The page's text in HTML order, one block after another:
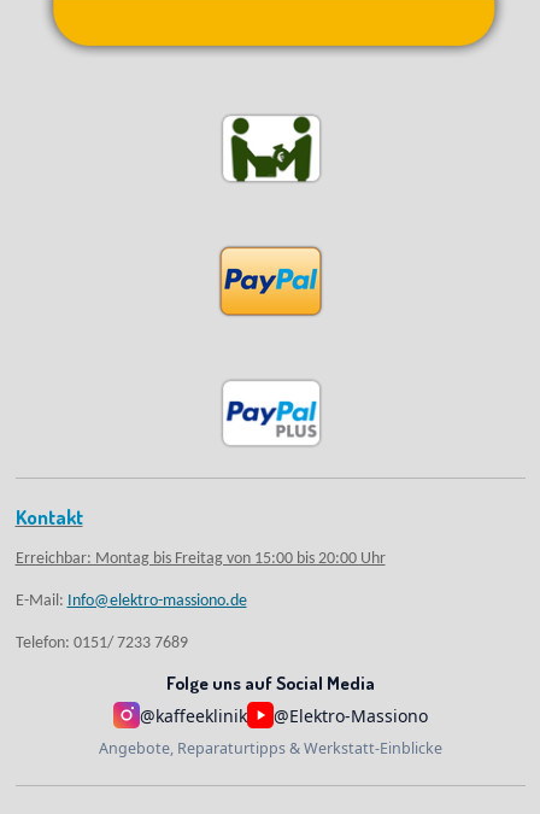
Kontakt
Erreichbar: Montag bis Freitag von 15:00 bis 20:00 Uhr
E-Mail: Info@elektro-massiono.de
Telefon: 0151/ 7233 7689
Folge uns auf Social Media
@kaffeeklinik
@Elektro-Massiono
Angebote, Reparaturtipps & Werkstatt-Einblicke